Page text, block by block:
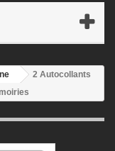
2 Autocollants